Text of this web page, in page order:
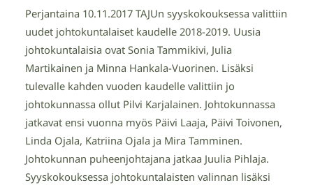
Perjantaina 10.11.2017 TAJUn syyskokouksessa valittiin
uudet johtokuntalaiset kaudelle 2018-2019. Uusia
johtokuntalaisia ovat Sonia Tammikivi, Julia
Martikainen ja Minna Hankala-Vuorinen. Lisäksi
tulevalle kahden vuoden kaudelle valittiin jo
johtokunnassa ollut Pilvi Karjalainen. Johtokunnassa
jatkavat ensi vuonna myös Päivi Laaja, Päivi Toivonen,
Linda Ojala, Katriina Ojala ja Mira Tamminen.
Johtokunnan puheenjohtajana jatkaa Juulia Pihlaja.
Syyskokouksessa johtokuntalaisten valinnan lisäksi